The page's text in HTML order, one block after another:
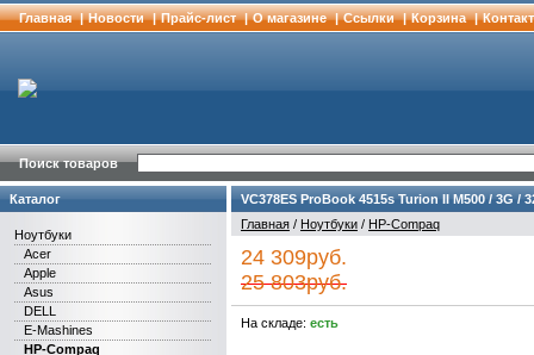
Главная | Новости | Прайс-лист | О магазине | Cсылки | Корзина |
Поиск товаров
Каталог
Ноутбуки
Acer
Apple
Asus
DELL
E-Mashines
HP-Compaq
VC378ES ProBook 4515s Turion II M500 / 3G /
Главная / Ноутбуки / HP-Compaq
24 309руб.
25 803руб.
На складе: есть